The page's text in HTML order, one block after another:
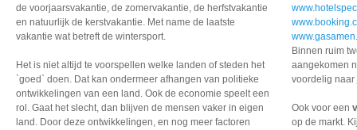
de voorjaarsvakantie, de zomervakantie, de herfstvakantie
en natuurlijk de kerstvakantie. Met name de laatste
vakantie wat betreft de wintersport.
Het is niet altijd te voorspellen welke landen of steden het
`goed` doen. Dat kan ondermeer afhangen van politieke
ontwikkelingen van een land. Ook de economie speelt een
rol. Gaat het slecht, dan blijven de mensen vaker in eigen
land. Door deze ontwikkelingen, en nog meer factoren
Binnen ruim
aangekomen
voordelig
Ook voor een
op de markt.